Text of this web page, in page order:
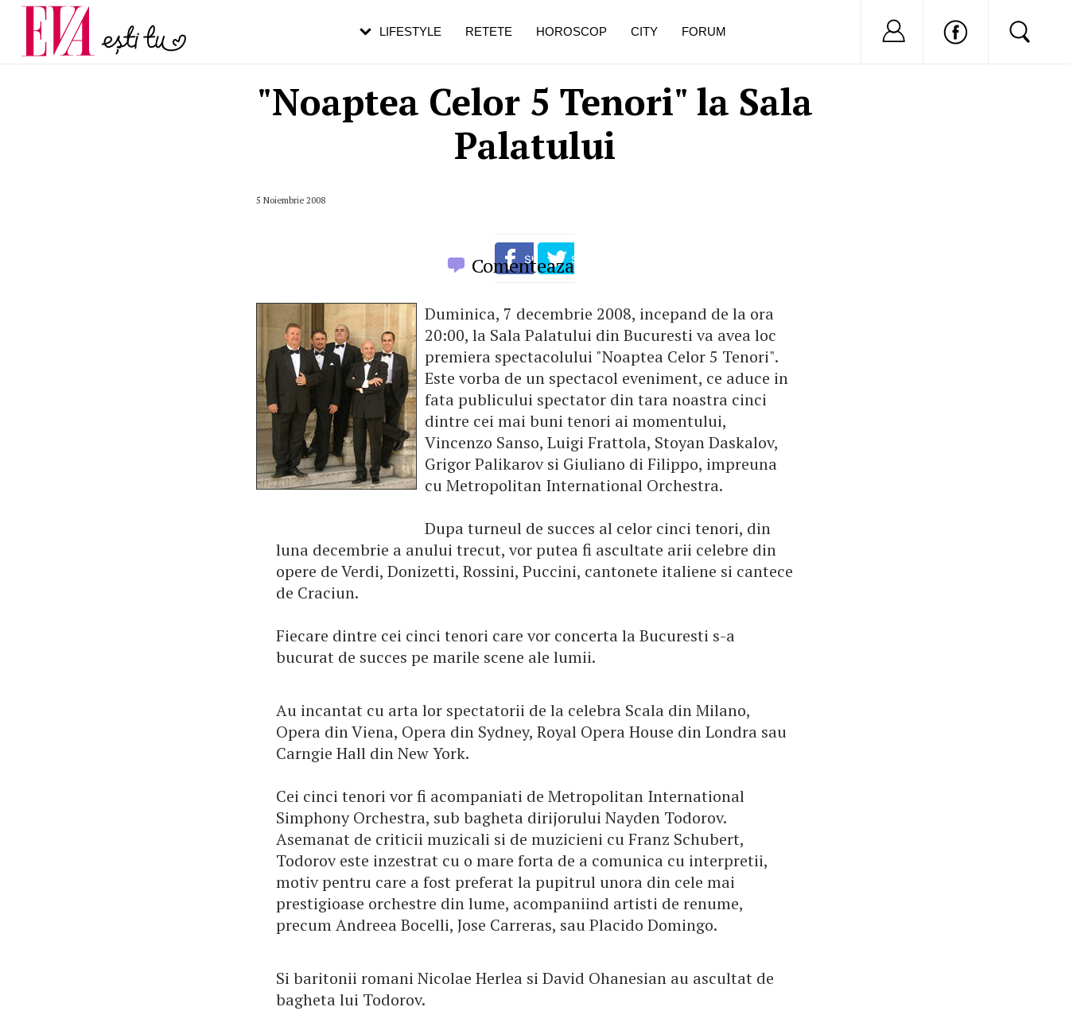
"Noaptea Celor 5 Tenori" la Sala
Palatului
5 Noiembrie 2008
Comenteaza
Duminica, 7 decembrie 2008, incepand de la ora
20:00, la Sala Palatului din Bucuresti va avea loc
premiera spectacolului "Noaptea Celor 5 Tenori".
Este vorba de un spectacol eveniment, ce aduce in
fata publicului spectator din tara noastra cinci
dintre cei mai buni tenori ai momentului,
Vincenzo Sanso, Luigi Frattola, Stoyan Daskalov,
Grigor Palikarov si Giuliano di Filippo, impreuna
cu Metropolitan International Orchestra.
Dupa turneul de succes al celor cinci tenori, din
luna decembrie a anului trecut, vor putea fi ascultate arii celebre din
opere de Verdi, Donizetti, Rossini, Puccini, cantonete italiene si cantece
de Craciun.
Fiecare dintre cei cinci tenori care vor concerta la Bucuresti s-a
bucurat de succes pe marile scene ale lumii.
Au incantat cu arta lor spectatorii de la celebra Scala din Milano,
Opera din Viena, Opera din Sydney, Royal Opera House din Londra sau
Carngie Hall din New York.
Cei cinci tenori vor fi acompaniati de Metropolitan International
Simphony Orchestra, sub bagheta dirijorului Nayden Todorov.
Asemanat de criticii muzicali si de muzicieni cu Franz Schubert,
Todorov este inzestrat cu o mare forta de a comunica cu interpretii,
motiv pentru care a fost preferat la pupitrul unora din cele mai
prestigioase orchestre din lume, acompaniind artisti de renume,
precum Andreea Bocelli, Jose Carreras, sau Placido Domingo.
Si baritonii romani Nicolae Herlea si David Ohanesian au ascultat de
bagheta lui Todorov.
LIFESTYLE RETETE HOROSCOP CITY FORUM Nu ai cont?
Carieră
Actualitate
pe măsură ce înaintezi în vârstă
de dureroasă este investigația